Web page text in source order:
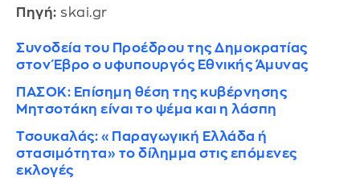
Πηγή: skai.gr
Συνοδεία του Προέδρου της Δημοκρατίας
στον Έβρο ο υφυπουργός Εθνικής Άμυνας
ΠΑΣΟΚ: Eπίσημη θέση της κυβέρνησης
Μητσοτάκη είναι το ψέμα και η λάσπη
Τσουκαλάς: «Παραγωγική Ελλάδα ή
στασιμότητα» το δίλημμα στις επόμενες
εκλογές